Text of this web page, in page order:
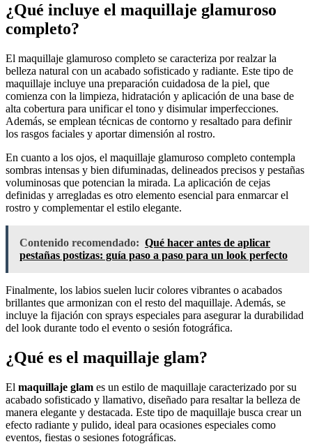
¿Qué incluye el maquillaje glamuroso
completo?
El maquillaje glamuroso completo se caracteriza por realzar la
belleza natural con un acabado sofisticado y radiante. Este tipo de
maquillaje incluye una preparación cuidadosa de la piel, que
comienza con la limpieza, hidratación y aplicación de una base de
alta cobertura para unificar el tono y disimular imperfecciones.
Además, se emplean técnicas de contorno y resaltado para definir
los rasgos faciales y aportar dimensión al rostro.
En cuanto a los ojos, el maquillaje glamuroso completo contempla
sombras intensas y bien difuminadas, delineados precisos y pestañas
voluminosas que potencian la mirada. La aplicación de cejas
definidas y arregladas es otro elemento esencial para enmarcar el
rostro y complementar el estilo elegante.
Contenido recomendado: Qué hacer antes de aplicar
pestañas postizas: guía paso a paso para un look perfecto
Finalmente, los labios suelen lucir colores vibrantes o acabados
brillantes que armonizan con el resto del maquillaje. Además, se
incluye la fijación con sprays especiales para asegurar la durabilidad
del look durante todo el evento o sesión fotográfica.
¿Qué es el maquillaje glam?
El maquillaje glam es un estilo de maquillaje caracterizado por su
acabado sofisticado y llamativo, diseñado para resaltar la belleza de
manera elegante y destacada. Este tipo de maquillaje busca crear un
efecto radiante y pulido, ideal para ocasiones especiales como
eventos, fiestas o sesiones fotográficas.